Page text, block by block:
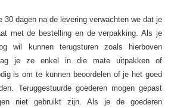
30 dagen na de levering verwachten we dat je
met de bestelling en de verpakking. Als je
wil kunnen terugsturen zoals hierboven
je ze enkel in die mate uitpakken of
is om te kunnen beoordelen of je het goed
Teruggestuurde goederen mogen gepast
niet gebruikt zijn. Als je de goederen